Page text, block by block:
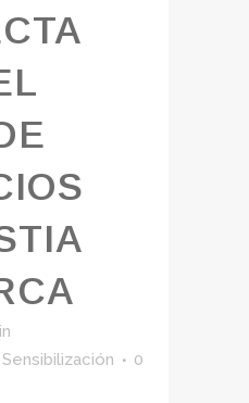
in
Sensibilización
0